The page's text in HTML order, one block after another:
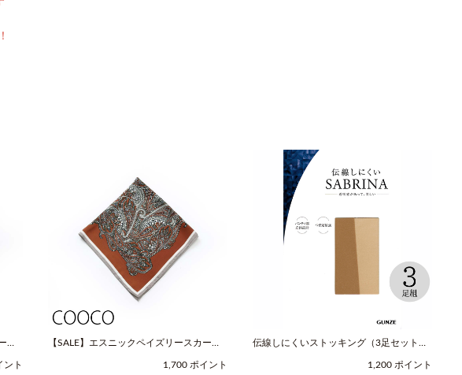
フ
ント
【SALE】エスニックペイズリースカーフ
1,700 ポイント
伝線しにくいストッキング（3足セット）
1,200 ポイント